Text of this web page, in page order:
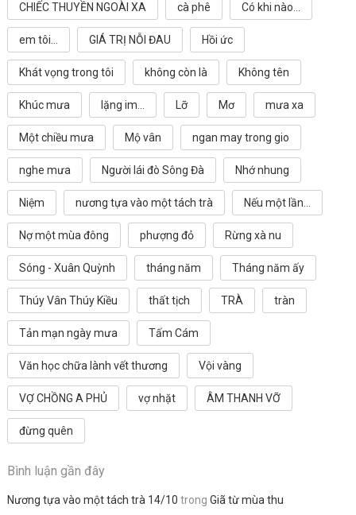
CHIẾC THUYỀN NGOÀI XA cà phê Có khi nào...
em tôi... GIÁ TRỊ NỖI ĐAU Hồi ức
Khát vọng trong tôi không còn là Không tên
Khúc mưa lặng im... Lỡ Mơ mưa xa
Một chiều mưa Mộ vân ngan may trong gio
nghe mưa Người lái đò Sông Đà Nhớ nhung
Niệm nương tựa vào một tách trà Nếu một lần...
Nợ một mùa đông phượng đỏ Rừng xà nu
Sóng - Xuân Quỳnh tháng năm Tháng năm ấy
Thúy Vân Thúy Kiều thất tịch TRÀ tràn
Tản mạn ngày mưa Tấm Cám
Văn học chữa lành vết thương Vội vàng
VỢ CHỒNG A PHỦ vợ nhặt ÂM THANH VỠ
đừng quên
Bình luận gần đây
Nương tựa vào một tách trà 14/10 trong Giã từ mùa thu